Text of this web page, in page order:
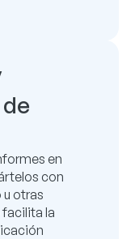
en
con
otras
facilita la